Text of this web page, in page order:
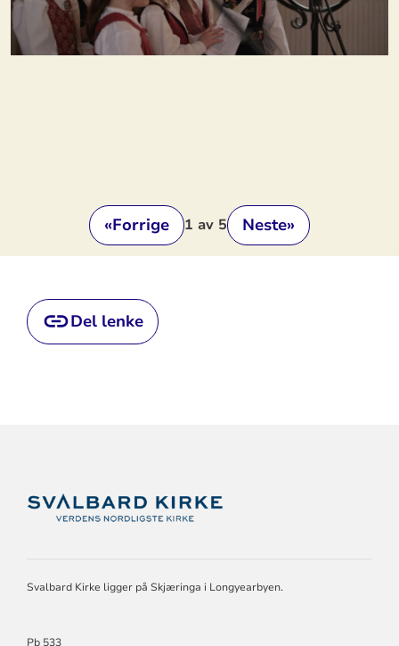
«Forrige 1 av 5 Neste»
Del lenke
FOR
Svalbard Kirke ligger på Skjæringa i Longyearbyen.
Pb 533